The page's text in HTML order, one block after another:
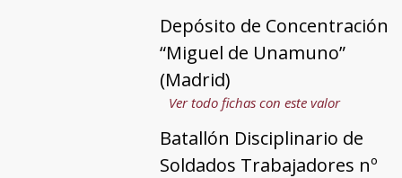
Depósito de Concentración
“Miguel de Unamuno”
(Madrid)
Ver todo fichas con este valor
Batallón Disciplinario de
Soldados Trabajadores nº